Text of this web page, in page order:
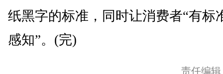
纸黑字的标准，同时让消费者“有标
感知”。(完)
责任编